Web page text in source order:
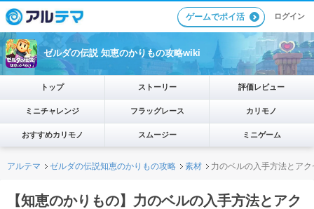
ゲームでポイ活 ログイン
ゼルダの伝説 知恵のかりもの攻略wiki
トップ ストーリー 評価レビュー
ミニチャレンジ フラッグレース カリモノ
おすすめカリモノ スムージー ミニゲーム
アルテマ ゼルダの伝説知恵のかりもの攻略 素材 力のベルの入手方法とア
【知恵のかりもの】力のベルの入手方法とアク